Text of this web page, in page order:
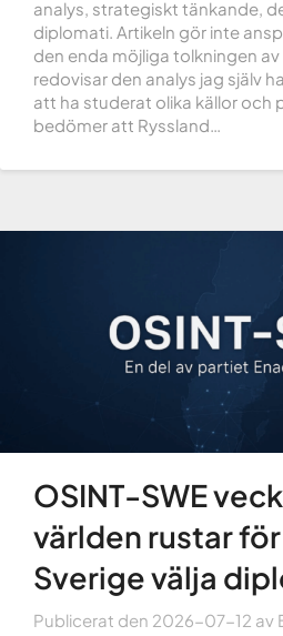
analys, strategiskt tänkande,
diplomati. Artikeln gör inte
den enda möjliga tolkningen
redovisar den analys jag själv
att ha studerat olika källor och
bedömer att Ryssland…
OSINT-SWE
världen rustar
Sverige välja
Publicerat den 2026-07-12 av